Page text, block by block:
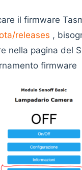
il firmware
releases ,
nella pagina del